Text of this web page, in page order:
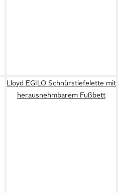
Lloyd EGILO Schnürstiefelette mit
herausnehmbarem Fußbett